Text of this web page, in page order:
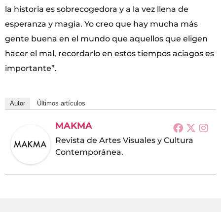
la historia es sobrecogedora y a la vez llena de
esperanza y magia. Yo creo que hay mucha más
gente buena en el mundo que aquellos que eligen
hacer el mal, recordarlo en estos tiempos aciagos es
importante”.
Autor Últimos artículos
MAKMA
Revista de Artes Visuales y Cultura
Contemporánea.